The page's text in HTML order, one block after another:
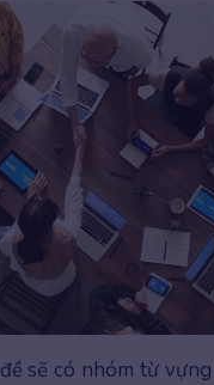
sẽ có nhóm từ